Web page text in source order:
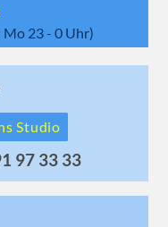
Mo 23 - 0 Uhr)
Studio
97 33 33